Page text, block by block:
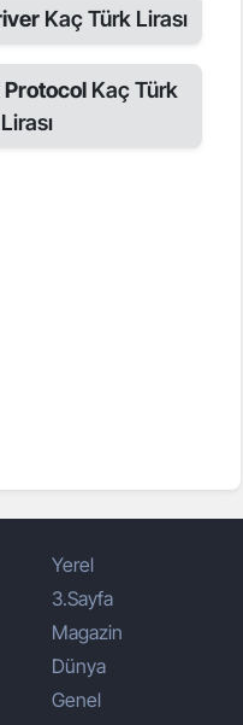
Kaç Türk Lirası
Kaç Türk
Lirası
Yerel
3.Sayfa
Magazin
Dünya
Genel